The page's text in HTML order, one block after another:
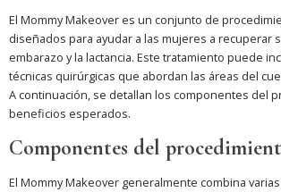
El Mommy Makeover es un conjunto de
diseñados para ayudar a las mujeres a recuperar
embarazo y la lactancia. Este tratamiento puede
técnicas quirúrgicas que abordan las áreas del
A continuación, se detallan los componentes del
beneficios esperados.
Componentes del
El Mommy Makeover generalmente combina